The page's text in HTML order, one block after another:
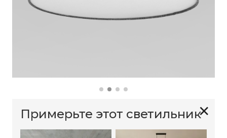
✕
Примерьте этот светильник